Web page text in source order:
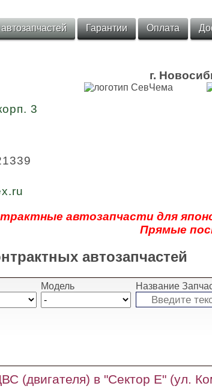
Гарантии Оплата
г.
3
автозапчасти для
Прямые
автозапчастей
Модель Название
(двигателя) в "Сектор Е" (ул.